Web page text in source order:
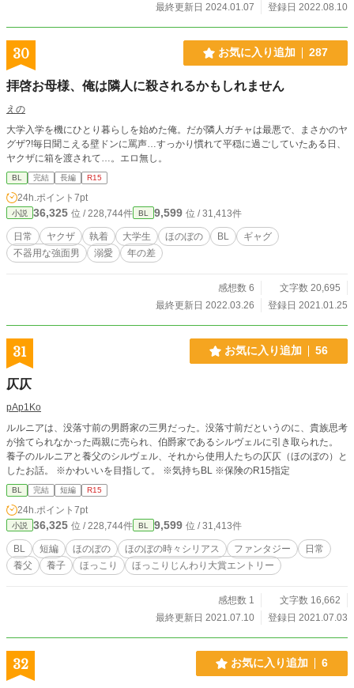
最終更新日 2024.01.07
登録日 2022.08.10
30 お気に入り追加 287
拝啓お母様、俺は隣人に殺されるかもしれません
えの
大学入学を機にひとり暮らしを始めた俺。だが隣人ガチャは最悪で、まさかのヤ
グザ?!毎日聞こえる壁ドンに罵声…すっかり慣れて平穏に過ごしていたある日、
ヤクザに箱を渡されて…。エロ無し。
BL 完結 長編 R15
24h.ポイント 7pt
小説 36,325 位 / 228,744件 BL 9,599 位 / 31,413件
日常 ヤクザ 執着 大学生 ほのぼの BL
ギャグ
不器用な強面男
溺愛 年の差
感想数 6
文字数 20,695
最終更新日 2022.03.26
登録日 2021.01.25
31 お気に入り追加 56
仄仄
pAp1Ko
ルルニアは、没落寸前の男爵家の三男だった。没落寸前だというのに、貴族思考
が捨てられなかった両親に売られ、伯爵家であるシルヴェルに引き取られた。
養子のルルニアと養父のシルヴェル、それから使用人たちの仄仄（ほのぼの）と
したお話。 ※かわいいを目指して。 ※気持ちBL ※保険のR15指定
BL 完結 短編 R15
24h.ポイント 7pt
小説 36,325 位 / 228,744件 BL 9,599 位 / 31,413件
BL 短編 ほのぼの ほのぼの時々シリアス ファンタジー
日常
養父
養子 ほっこり ほっこりじんわり大賞エントリー
感想数 1
文字数 16,662
最終更新日 2021.07.10
登録日 2021.07.03
32 お気に入り追加 6